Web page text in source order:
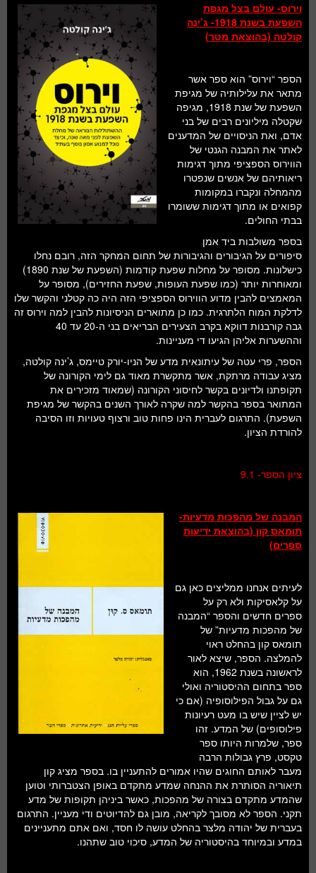
וירוס- עולם בצל מגפת
השפעת בשנת 1918- ג’ינה
קולטה (בהוצאת מטר)
הספר “וירוס” הוא ספר אשר
מתאר את עלילותיה של מגיפת
השפעת של שנת 1918, מגיפה
שקטלה מיליונים רבים של בני
אדם, ואת הניסויים של המדענים
לאתר את המבנה הגנטי של
הווירוס הספציפי מתוך דגימות
ריאותיהם של אנשים שנפטרו
מהמחלה ונקברו במקומות
קפואים או מתוך דגימות ששומרו
בבתי החולים.
בספר משולבות ביד אמן
סיפורים על הגיבורים והגיבורות של תחום המחקר הזה, רובם נחלו
כישלונות. מסופר על מחלות שפעת קודמות (השפעת של שנת 1890)
ומאוחרות יותר (כמו שפעת העופות, שפעת החזירים), מסופר על
המאמצים להבין מדוע הווירוס הספציפי הזה היה כה קטלני והקשר שלו
לדלקת המוח הלתרגית. כמו כן מתוארים הניסיונות להבין למה וירוס זה
גבה קורבנות דווקא בקרב הצעירים הבריאים בני ה-20 עד 40
וההשערות אליהן הגיעו די מעניינות.
הספר, פרי עטה של עיתונאית מדע של הניו-יורק טיימס, ג’ינה קולטה,
מציג עבודה מרתקת, אשר מתקשרת מאוד גם לימי הקורונה של
תקופתנו ולדיונים בקשר לחיסוני הקורונה (שמאוד מזכירים את
המתואר בספר בהקשר למה שקרה לאורך השנים בהקשר של מגיפת
השפעת). התרגום לעברית הינו פחות טוב ורצוף טעויות וזו הסיבה
להורדת הציון.
ציון הספר- 9.1
המבנה של מהפכות מדעיות-
תומאס קון (בהוצאת ידיעות
ספרים)
לעיתים אנחנו ממליצים כאן גם
על קלאסיקות ולא רק על
ספרים חדשים והספר “המבנה
של מהפכות מדעיות” של
תומאס קון בהחלט ראוי
להמלצה. הספר, שיצא לאור
לראשונה בשנת 1962, הוא
ספר בתחום ההיסטוריה ואולי
גם על גבול הפילוסופיה (אם כי
יש לציין שיש בו מעט רעיונות
פילוסופים) של המדע. זהו
ספר, שלמרות היותו ספר
טקסט, פרץ גבולות הרבה
מעבר לאותם החוגים שהיו אמורים להתעניין בו. בספר מציג קון
תיאוריה הסותרת את ההנחה שמדע מתקדם באופן הצטברותי וטוען
שהמדע מתקדם בצורה של מהפכות, כאשר ביניהן תקופות של מדע
תקני. הספר לא מסובך לקריאה, מובן גם להדיוטים ודי מעניין. התרגום
בעברית של יהודה מלצר בהחלט עושה לו חסד, ואם אתם מתעניינים
במדע ובמיוחד בהיסטוריה של המדע, סיכוי טוב שתהנו.